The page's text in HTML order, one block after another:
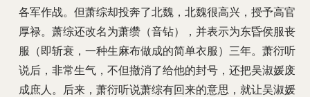
各军作战。但萧综却投奔了北魏，北魏很高兴，授予高官
厚禄。萧综还改名为萧缵（音钻），并表示为东昏侯服丧
服（即斩衰，一种生麻布做成的简单衣服）三年。萧衍听
说后，非常生气，不但撤消了给他的封号，还把吴淑媛废
成庶人。后来，萧衍听说萧综有回来的意思，就让吴淑媛